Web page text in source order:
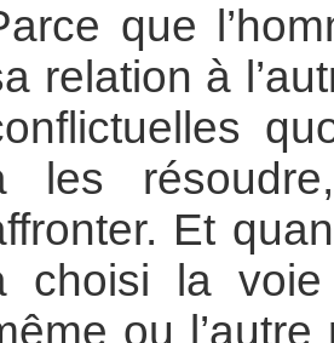
que
relation à
les
Et
choisi la voie
ou